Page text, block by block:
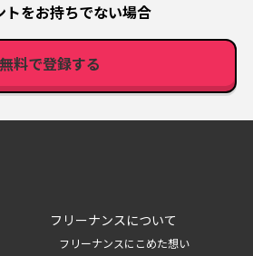
トをお持ちでない場合
無料で登録する
フリーナンスについて
フリーナンスにこめた想い